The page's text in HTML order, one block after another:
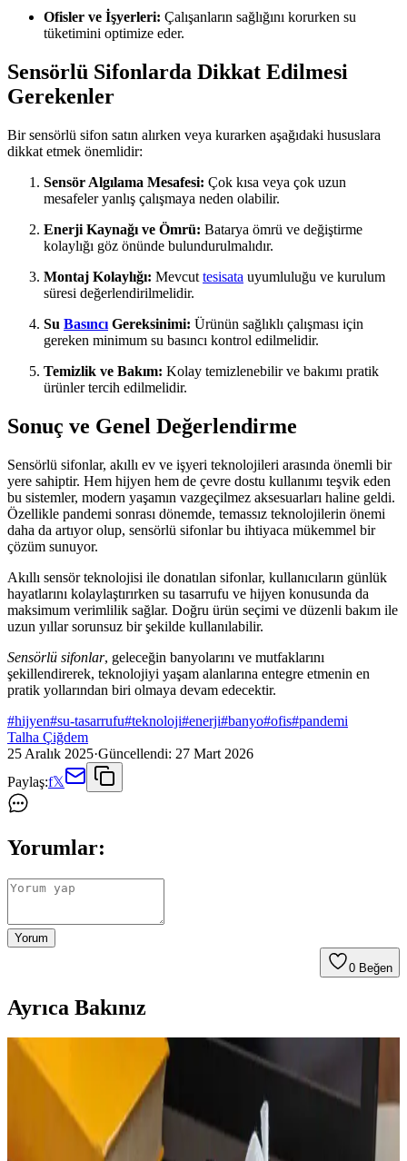
Ofisler ve İşyerleri: Çalışanların sağlığını korurken su
tüketimini optimize eder.
Sensörlü Sifonlarda Dikkat Edilmesi
Gerekenler
Bir sensörlü sifon satın alırken veya kurarken aşağıdaki hususlara
dikkat etmek önemlidir:
Sensör Algılama Mesafesi: Çok kısa veya çok uzun
mesafeler yanlış çalışmaya neden olabilir.
Enerji Kaynağı ve Ömrü: Batarya ömrü ve değiştirme
kolaylığı göz önünde bulundurulmalıdır.
Montaj Kolaylığı: Mevcut tesisata uyumluluğu ve kurulum
süresi değerlendirilmelidir.
Su Basıncı Gereksinimi: Ürünün sağlıklı çalışması için
gereken minimum su basıncı kontrol edilmelidir.
Temizlik ve Bakım: Kolay temizlenebilir ve bakımı pratik
ürünler tercih edilmelidir.
Sonuç ve Genel Değerlendirme
Sensörlü sifonlar, akıllı ev ve işyeri teknolojileri arasında önemli bir
yere sahiptir. Hem hijyen hem de çevre dostu kullanımı teşvik eden
bu sistemler, modern yaşamın vazgeçilmez aksesuarları haline geldi.
Özellikle pandemi sonrası dönemde, temassız teknolojilerin önemi
daha da artıyor olup, sensörlü sifonlar bu ihtiyaca mükemmel bir
çözüm sunuyor.
Akıllı sensör teknolojisi ile donatılan sifonlar, kullanıcıların günlük
hayatlarını kolaylaştırırken su tasarrufu ve hijyen konusunda da
maksimum verimlilik sağlar. Doğru ürün seçimi ve düzenli bakım ile
uzun yıllar sorunsuz bir şekilde kullanılabilir.
Sensörlü sifonlar, geleceğin banyolarını ve mutfaklarını
şekillendirerek, teknolojiyi yaşam alanlarına entegre etmenin en
pratik yollarından biri olmaya devam edecektir.
#hijyen#su-tasarrufu#teknoloji#enerji#banyo#ofis#pandemi
Talha Çiğdem
25 Aralık 2025·Güncellendi: 27 Mart 2026
Paylaş:f𝕏
Yorumlar:
Yorum
0 Beğen
Ayrıca Bakınız
Laptop Ekranında Sıkışan Karınca Sorunu:
Nedenleri, Çözüm Yolları ve Önlemler
Laptop ekranında sıkışan karınca problemi, cihazın iç yapısına
böceklerin girmesiyle oluşur. Bu makalede nedenleri, çözüm
yöntemleri ve önleyici tedbirler detaylı şekilde ele alınmaktadır.